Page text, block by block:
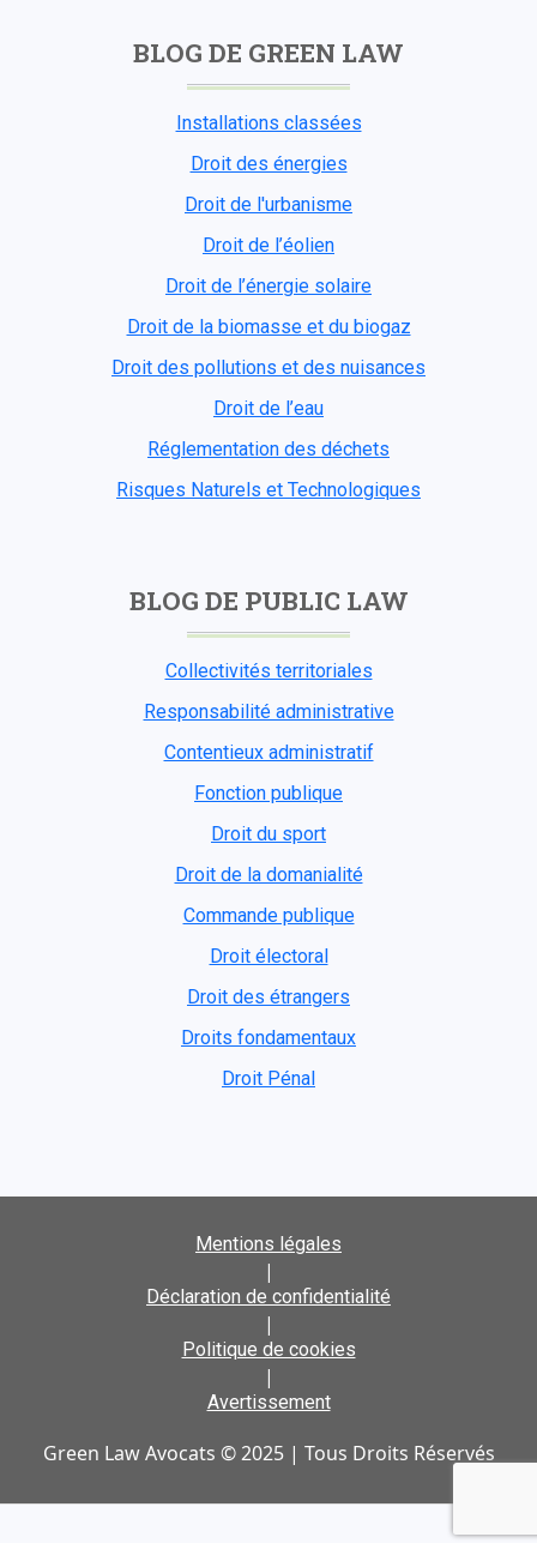
BLOG DE GREEN LAW
Installations classées
Droit des énergies
Droit de l'urbanisme
Droit de l’éolien
Droit de l’énergie solaire
Droit de la biomasse et du biogaz
Droit des pollutions et des nuisances
Droit de l’eau
Réglementation des déchets
Risques Naturels et Technologiques
BLOG DE PUBLIC LAW
Collectivités territoriales
Responsabilité administrative
Contentieux administratif
Fonction publique
Droit du sport
Droit de la domanialité
Commande publique
Droit électoral
Droit des étrangers
Droits fondamentaux
Droit Pénal
Mentions légales
|
Déclaration de confidentialité
|
Politique de cookies
|
Avertissement
Green Law Avocats © 2025 | Tous Droits Réservés